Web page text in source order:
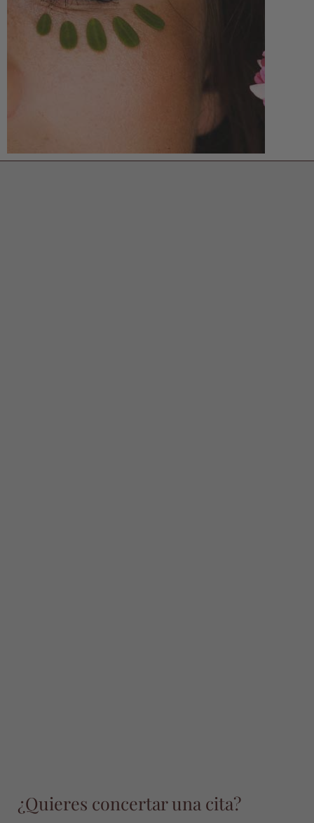
¿Quieres concertar una cita?